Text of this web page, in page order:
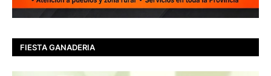
FIESTA GANADERIA